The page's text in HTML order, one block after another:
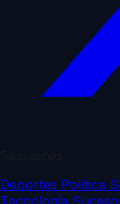
Deportes Política